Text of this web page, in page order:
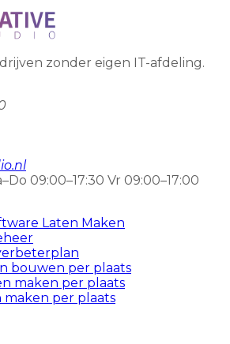
zonder eigen IT-afdeling.
09:00–17:30 Vr 09:00–17:00
Laten Maken
bouwen per plaats
maken per plaats
maken per plaats